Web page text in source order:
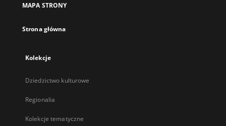
karcie
MAPA STRONY
Strona główna
Kolekcje
Dziedzictwo kulturowe
Regionalia
Kolekcje tematyczne